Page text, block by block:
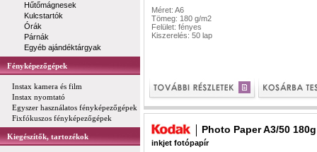
Hűtőmágnesek
Kulcstartók
Órák
Párnák
Egyéb ajándéktárgyak
Fényképezőgépek
Instax kamera és film
Instax nyomtató
Egyszer használatos fényképezőgépek
Fixfókuszos fényképezőgépek
Kiegészítők, tartozékok
Méret: A6
Tömeg: 180 g/m2
Felület: fényes
Kiszerelés: 50 lap
Photo Paper A3/50 180g
inkjet fotópapír